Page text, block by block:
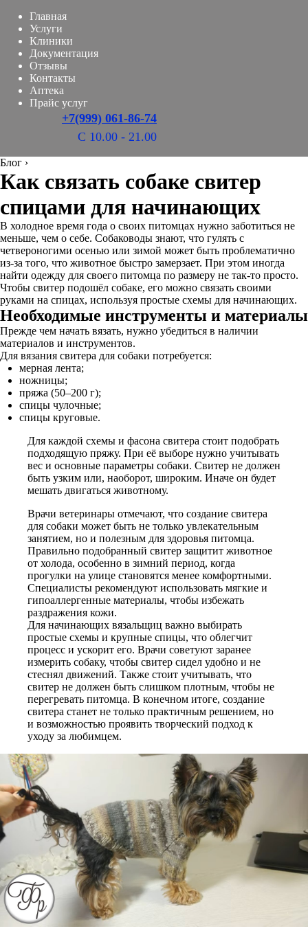
Главная
Услуги
Клиники
Документация
Отзывы
Контакты
Аптека
Прайс услуг
+7(999) 061-86-74
С 10.00 - 21.00
Блог ›
Как связать собаке свитер
спицами для начинающих
В холодное время года о своих питомцах нужно заботиться не
меньше, чем о себе. Собаководы знают, что гулять с
четвероногими осенью или зимой может быть проблематично
из-за того, что животное быстро замерзает. При этом иногда
найти одежду для своего питомца по размеру не так-то просто.
Чтобы свитер подошёл собаке, его можно связать своими
руками на спицах, используя простые схемы для начинающих.
Необходимые инструменты и материалы
Прежде чем начать вязать, нужно убедиться в наличии
материалов и инструментов.
Для вязания свитера для собаки потребуется:
мерная лента;
ножницы;
пряжа (50–200 г);
спицы чулочные;
спицы круговые.
Для каждой схемы и фасона свитера стоит подобрать
подходящую пряжу. При её выборе нужно учитывать
вес и основные параметры собаки. Свитер не должен
быть узким или, наоборот, широким. Иначе он будет
мешать двигаться животному.
Врачи ветеринары отмечают, что создание свитера
для собаки может быть не только увлекательным
занятием, но и полезным для здоровья питомца.
Правильно подобранный свитер защитит животное
от холода, особенно в зимний период, когда
прогулки на улице становятся менее комфортными.
Специалисты рекомендуют использовать мягкие и
гипоаллергенные материалы, чтобы избежать
раздражения кожи.
Для начинающих вязальщиц важно выбирать
простые схемы и крупные спицы, что облегчит
процесс и ускорит его. Врачи советуют заранее
измерить собаку, чтобы свитер сидел удобно и не
стеснял движений. Также стоит учитывать, что
свитер не должен быть слишком плотным, чтобы не
перегревать питомца. В конечном итоге, создание
свитера станет не только практичным решением, но
и возможностью проявить творческий подход к
уходу за любимцем.